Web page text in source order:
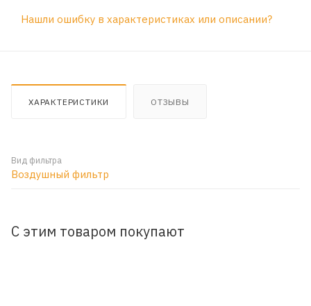
Нашли ошибку в характеристиках или описании?
ХАРАКТЕРИСТИКИ ОТЗЫВЫ
Вид фильтра
Воздушный фильтр
С этим товаром покупают